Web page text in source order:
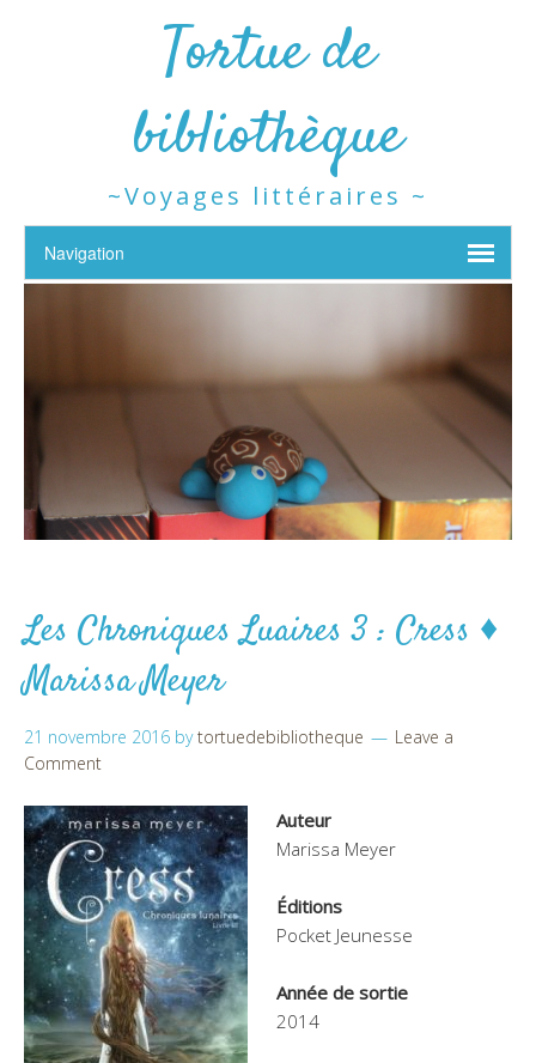
Tortue de
bibliothèque
~Voyages littéraires ~
Les Chroniques Luaires 3 : Cress ♦
Marissa Meyer
21 novembre 2016 bytortuedebibliotheque
Leave a
Comment
Auteur
Marissa Meyer
Éditions
Pocket Jeunesse
Année de sortie
2014